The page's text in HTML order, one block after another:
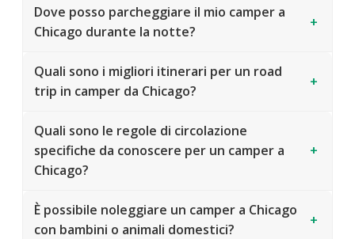
Dove posso parcheggiare il mio camper a
Chicago durante la notte?
+
Quali sono i migliori itinerari per un road
trip in camper da Chicago?
+
Quali sono le regole di circolazione
specifiche da conoscere per un camper a
Chicago?
+
È possibile noleggiare un camper a Chicago
con bambini o animali domestici?
+